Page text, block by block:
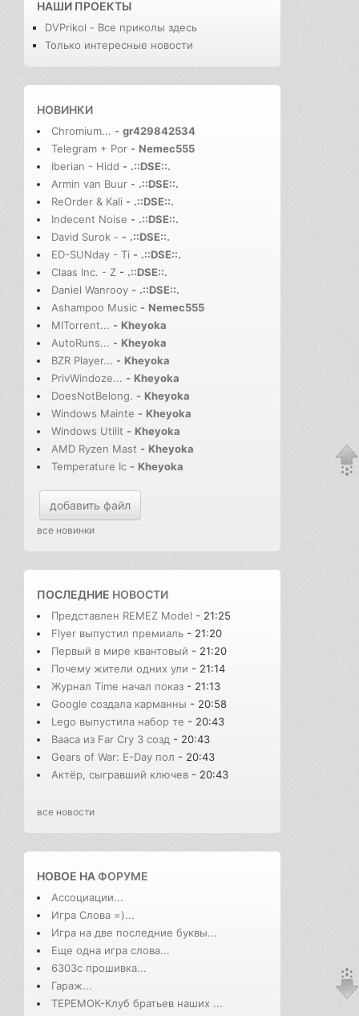
НАШИ ПРОЕКТЫ
DVPrikol - Все приколы здесь
Только интересные новости
НОВИНКИ
Chromium... - gr429842534
Telegram + Por - Nemec555
Iberian - Hidd - .::DSE::.
Armin van Buur - .::DSE::.
ReOrder & Kali - .::DSE::.
Indecent Noise - .::DSE::.
David Surok - - .::DSE::.
ED-SUNday - Ti - .::DSE::.
Claas Inc. - Z - .::DSE::.
Daniel Wanrooy - .::DSE::.
Ashampoo Music - Nemec555
MITorrent... - Kheyoka
AutoRuns... - Kheyoka
BZR Player... - Kheyoka
PrivWindoze... - Kheyoka
DoesNotBelong. - Kheyoka
Windows Mainte - Kheyoka
Windows Utilit - Kheyoka
AMD Ryzen Mast - Kheyoka
Temperature Ic - Kheyoka
добавить файл
все новинки
ПОСЛЕДНИЕ НОВОСТИ
Представлен REMEZ Model - 21:25
Flyer выпустил премиаль - 21:20
Первый в мире квантовый - 21:20
Почему жители одних ули - 21:14
Журнал Time начал показ - 21:13
Google создала карманны - 20:58
Lego выпустила набор те - 20:43
Вааса из Far Cry 3 созд - 20:43
Gears of War: E-Day пол - 20:43
Актёр, сыгравший ключев - 20:43
все новости
НОВОЕ НАФОРУМЕ
Ассоциации...
Игра Слова =)...
Игра на две последние буквы...
Еще одна игра слова...
6303с прошивка...
Гараж...
ТЕРЕМОК-Клуб братьев наших ...